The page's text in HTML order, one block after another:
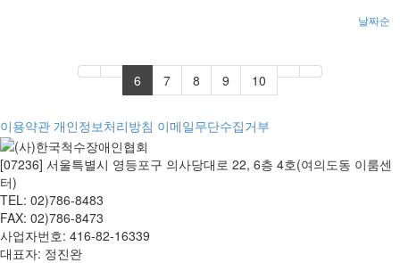
날짜순
6 7 8 9 10
이용약관 개인정보처리방침 이메일무단수집거부
[07236] 서울특별시 영등포구 의사당대로 22, 6층 4호(여의도동 이룸센
터)
TEL: 02)786-8483
FAX: 02)786-8473
사업자번호: 416-82-16339
대표자: 정진완